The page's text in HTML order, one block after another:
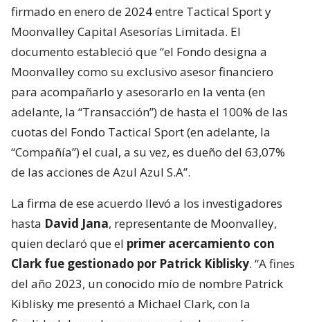
firmado en enero de 2024 entre Tactical Sport y
Moonvalley Capital Asesorías Limitada. El
documento estableció que “el Fondo designa a
Moonvalley como su exclusivo asesor financiero
para acompañarlo y asesorarlo en la venta (en
adelante, la “Transacción”) de hasta el 100% de las
cuotas del Fondo Tactical Sport (en adelante, la
“Compañía”) el cual, a su vez, es dueño del 63,07%
de las acciones de Azul Azul S.A”.
La firma de ese acuerdo llevó a los investigadores
hasta David Jana, representante de Moonvalley,
quien declaró que el primer acercamiento con
Clark fue gestionado por Patrick Kiblisky. “A fines
del año 2023, un conocido mío de nombre Patrick
Kiblisky me presentó a Michael Clark, con la